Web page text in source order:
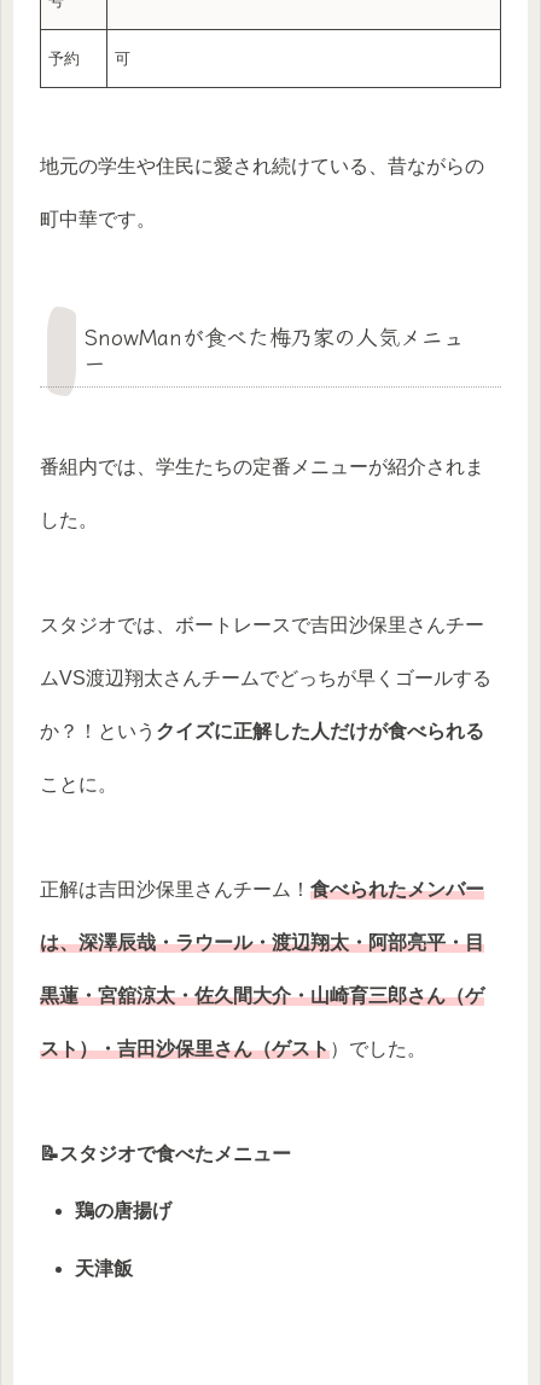
予約 可
地元の学生や住民に愛され続けている、昔ながらの
町中華です。
SnowManが食べた梅乃家の人気メニュ
ー
番組内では、学生たちの定番メニューが紹介されま
した。
スタジオでは、ボートレースで吉田沙保里さんチー
ムVS渡辺翔太さんチームでどっちが早くゴールする
か？！という クイズに正解した人だけが食べられる
ことに。
正解は吉田沙保里さんチーム！ 食べられたメンバー
は、深澤辰哉・ラウール・渡辺翔太・阿部亮平・目
黒蓮・宮舘涼太・佐久間大介・山崎育三郎さん（ゲ
スト）・吉田沙保里さん（ゲスト）でした。
📝スタジオで食べたメニュー
鶏の唐揚げ
天津飯